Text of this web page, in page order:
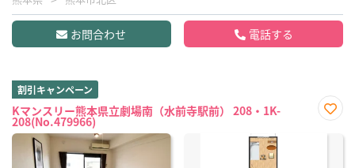
お問合わせ 電話する
割引キャンペーン
Kマンスリー熊本県立劇場南（水前寺駅前） 208・1K-
208(No.479966)
に入